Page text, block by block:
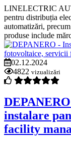
LINELECTRIC
pentru distribuția
automatizări,
produse include
02.12.2024
4822 vizualizări
instalare
facility